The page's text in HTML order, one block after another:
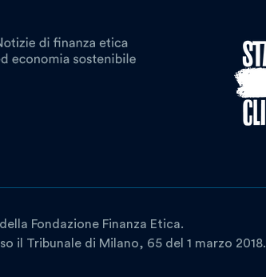
Fondazione Finanza Etica.
il Tribunale di Milano, 65 del 1 marzo 2018.